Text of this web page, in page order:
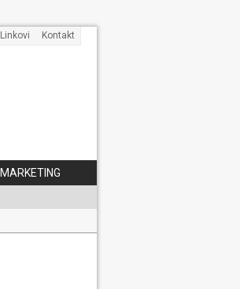
Linkovi Kontakt
MARKETING